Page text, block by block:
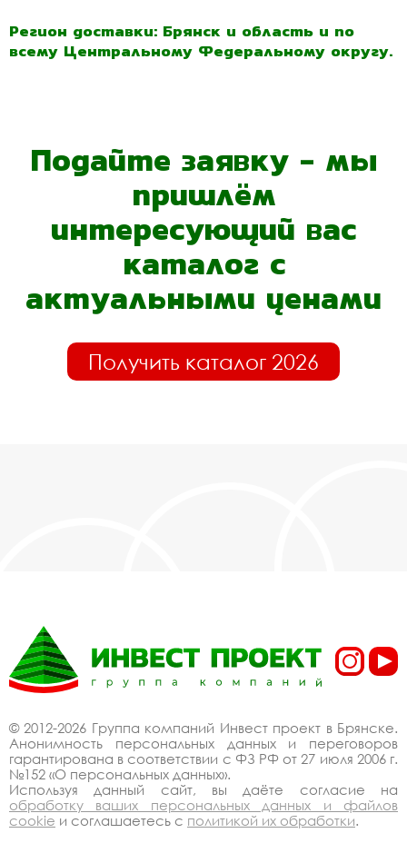
Регион доставки: Брянск и область и по
всему Центральному Федеральному округу.
Подайте заявку - мы
пришлём
интересующий вас
каталог с
актуальными ценами
Получить каталог 2026
© 2012-2026 Группа компаний Инвест проект в Брянске.
Анонимность персональных данных и переговоров
гарантирована в соответствии с ФЗ РФ от 27 июля 2006 г.
№152 «О персональных данных».
Используя данный сайт, вы даёте согласие на
обработку ваших персональных данных и файлов
cookie и соглашаетесь с политикой их обработки.